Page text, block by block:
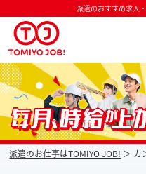
派遣のおすすめ求人
派遣なら毎月時給が上がるトミヨジョ
派遣のお仕事はTOMIYO JOB! カ